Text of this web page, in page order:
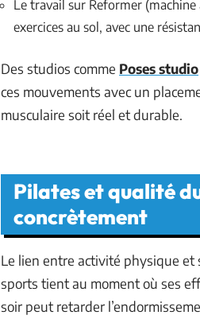
Le travail sur Reformer
exercices au sol, avec une
Des studios comme Poses studio
ces mouvements avec un
musculaire soit réel et durable.
Pilates et qualité
concrètement
Le lien entre activité physique et
sports tient au moment où ses
soir peut retarder